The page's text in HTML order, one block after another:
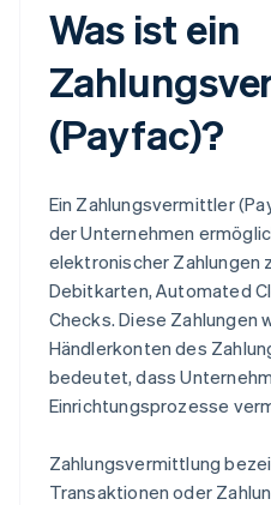
Was ist ein
(Payfac)?
Ein Zahlungsvermittler
der Unternehmen
elektronischer Zahlungen
Debitkarten, Automated
Checks. Diese Zahlungen
Händlerkonten des
bedeutet, dass
Einrichtungsprozesse
Zahlungsvermittlung
Transaktionen oder